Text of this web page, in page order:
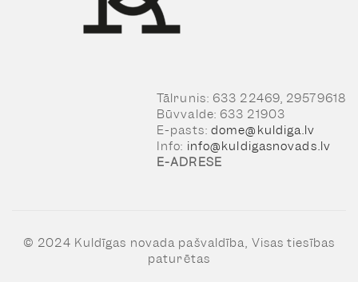
Tālrunis: 633 22469, 29579618
Būvvalde: 633 21903
E-pasts: dome@kuldiga.lv
Info: info@kuldigasnovads.lv
E-ADRESE
© 2024 Kuldīgas novada pašvaldība, Visas tiesības
paturētas